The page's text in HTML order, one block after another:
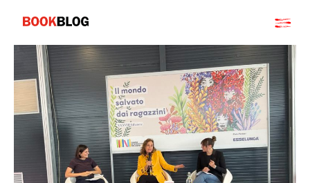
contenuto
Bookblog